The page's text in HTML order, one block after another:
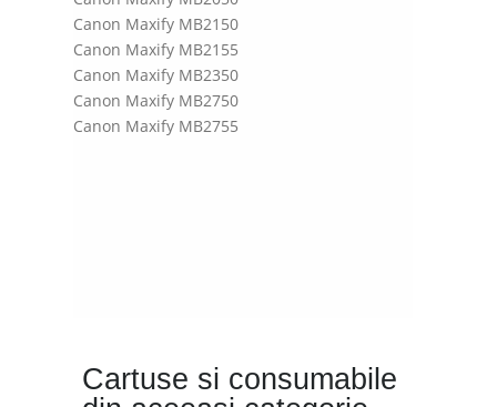
Canon Maxify MB2150
Canon Maxify MB2155
Canon Maxify MB2350
Canon Maxify MB2750
Canon Maxify MB2755
Cartuse si consumabile